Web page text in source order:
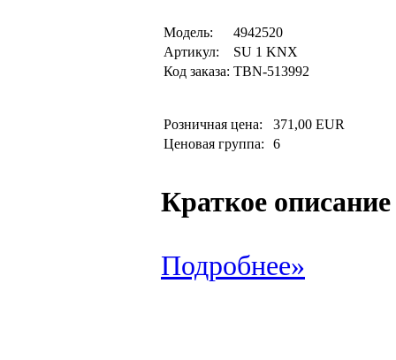
Модель:
4942520
Артикул:
SU 1 KNX
Код заказа: TBN-513992
Розничная цена:
371,00 EUR
Ценовая группа:
6
Краткое описание
Подробнее»